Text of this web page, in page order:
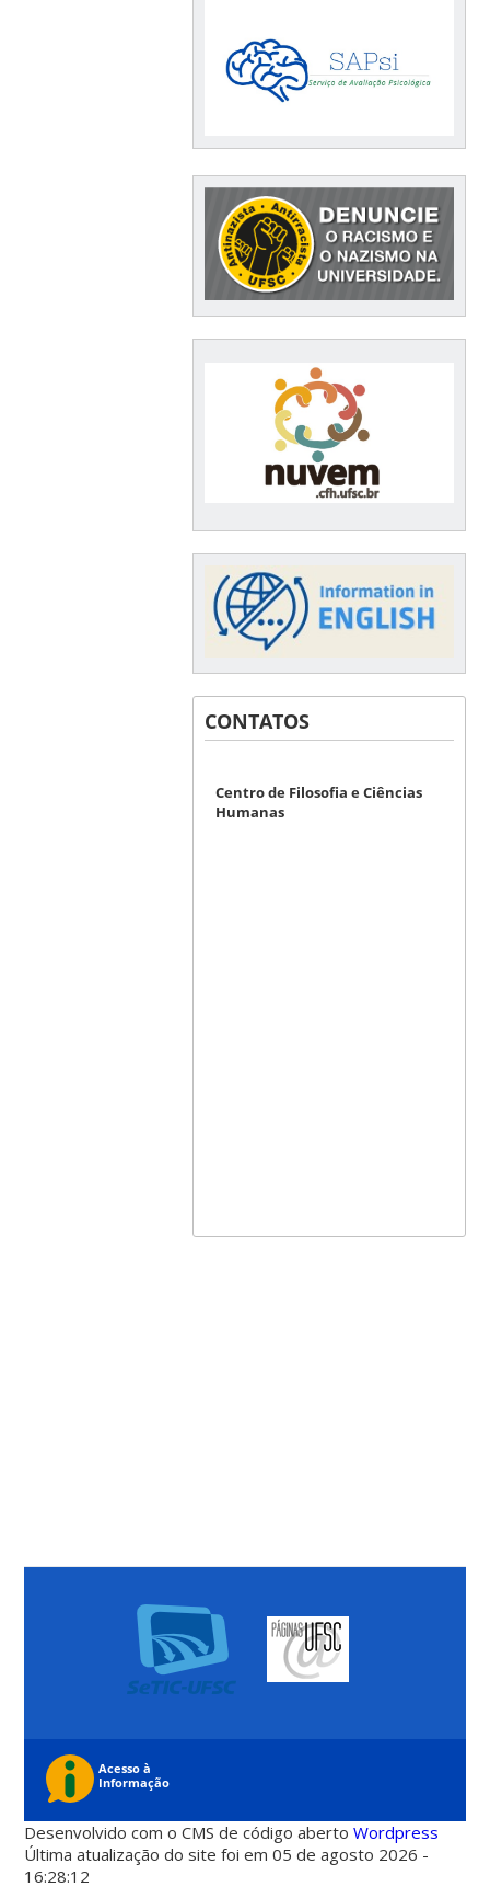
CONTATOS
Centro de Filosofia e Ciências
Humanas
Desenvolvido com o CMS de código abertoWordpress
Última atualização do site foi em 05 de agosto 2026 -
16:28:12